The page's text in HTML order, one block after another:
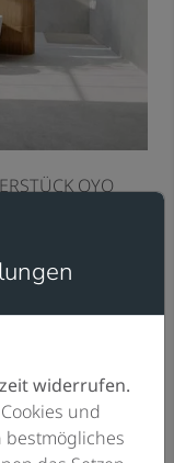
OYO
von
und die
Umgang mit
folgt der
und
die
zu
unter
der
widerrufen.
und